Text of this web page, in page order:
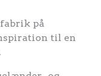
fabrik på
til en